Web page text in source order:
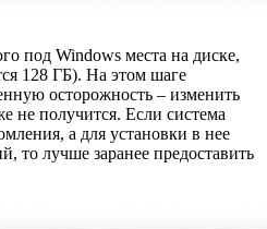
под Windows места на диске,
128 ГБ). На этом шаге
осторожность – изменить
не получится. Если система
а для установки в нее
то лучше заранее предоставить